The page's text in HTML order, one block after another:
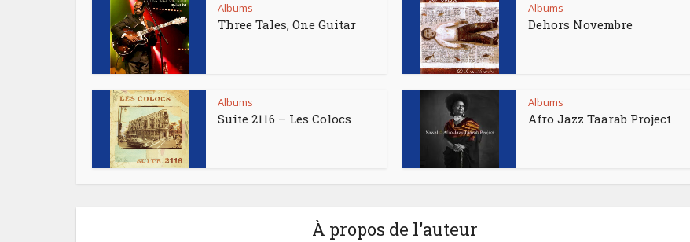
Albums
Three Tales, One Guitar
Albums
Dehors Novembre
Albums
Suite 2116 – Les Colocs
Albums
Afro Jazz Taarab Project
À propos de l'auteur